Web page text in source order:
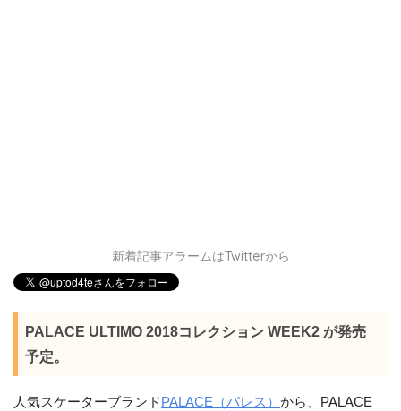
新着記事アラームはTwitterから
PALACE ULTIMO 2018コレクション WEEK2 が発売
予定。
人気スケーターブランド PALACE（パレス） から、PALACE